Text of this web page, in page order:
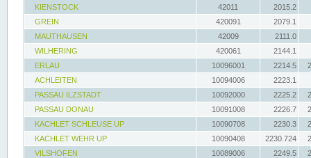
KIENSTOCK
42011
2015.2
GREIN
420091
2079.1
MAUTHAUSEN
42009
2111.0
WILHERING
420061
2144.1
ERLAU
10096001 2214.5
ACHLEITEN
10094006
2223.1
PASSAU ILZSTADT
10092000 2225.2
PASSAU DONAU
10091008 2226.7
KACHLET SCHLEUSE UP
10090708 2230.3
KACHLET WEHR UP
10090408 2230.724
VILSHOFEN
10089006 2249.5